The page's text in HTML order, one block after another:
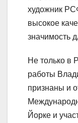
художник
высокое
значимость
Не только в
работы
признаны и
Йорке и